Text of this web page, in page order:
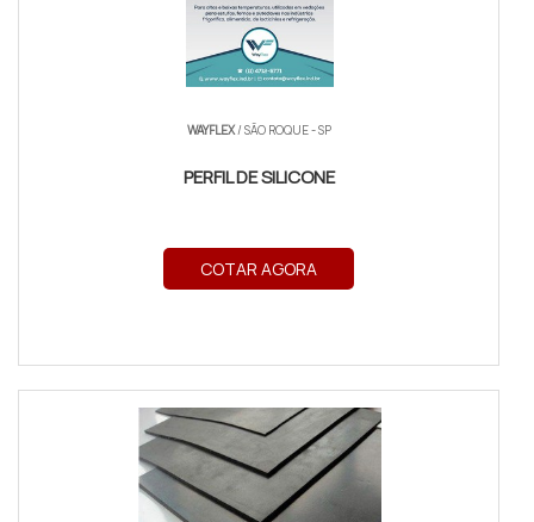
WAYFLEX/ SÃO ROQUE - SP
PERFIL DE SILICONE
COTAR AGORA